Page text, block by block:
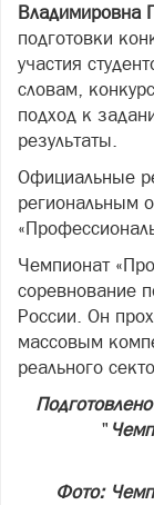
Владимировна
подготовки
участия
словам,
подход к
результаты.
Официальные
региональным
Чемпионат
соревнование
России. Он
массовым
реального
"
Фото: